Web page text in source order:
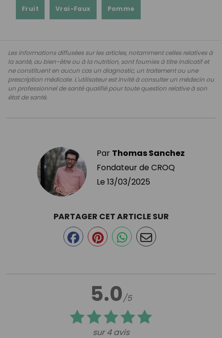
Fruit Vrai-Faux Pomme
Les informations diffusées sur les articles, notamment celles relatives à
la santé, au bien-être ou à la nutrition, sont fournies à titre indicatif et
ne constituent en aucun cas un diagnostic, un traitement ou une
prescription médicale. L'utilisateur est invité à consulter un médecin ou
un professionnel de santé qualifié pour toute question relative à son
état de santé.
Par Thomas Sanchez
Fondateur de CROQ
Le 13/03/2025
5.0/5
sur 4 avis
PARTAGER CET ARTICLE SUR